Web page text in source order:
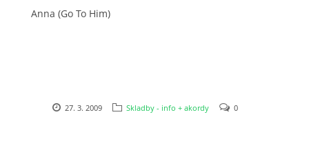
Anna (Go To Him)
27. 3. 2009 Skladby - info + akordy 0